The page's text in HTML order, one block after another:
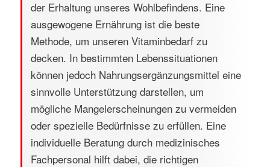
der Erhaltung unseres Wohlbefindens. Eine
ausgewogene Ernährung ist die beste
Methode, um unseren Vitaminbedarf zu
decken. In bestimmten Lebenssituationen
können jedoch Nahrungsergänzungsmittel eine
sinnvolle Unterstützung darstellen, um
mögliche Mangelerscheinungen zu vermeiden
oder spezielle Bedürfnisse zu erfüllen. Eine
individuelle Beratung durch medizinisches
Fachpersonal hilft dabei, die richtigen